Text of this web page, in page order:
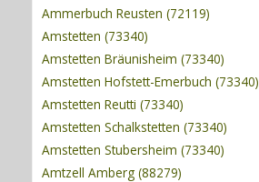
Ammerbuch Reusten (72119)
Amstetten (73340)
Amstetten Bräunisheim (73340)
Amstetten Hofstett-Emerbuch (73340)
Amstetten Reutti (73340)
Amstetten Schalkstetten (73340)
Amstetten Stubersheim (73340)
Amtzell Amberg (88279)